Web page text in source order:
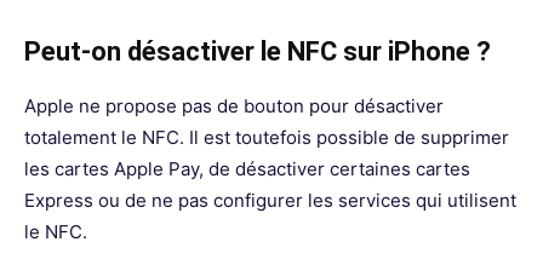
Peut-on désactiver le NFC sur iPhone ?
Apple ne propose pas de bouton pour désactiver
totalement le NFC. Il est toutefois possible de supprimer
les cartes Apple Pay, de désactiver certaines cartes
Express ou de ne pas configurer les services qui utilisent
le NFC.